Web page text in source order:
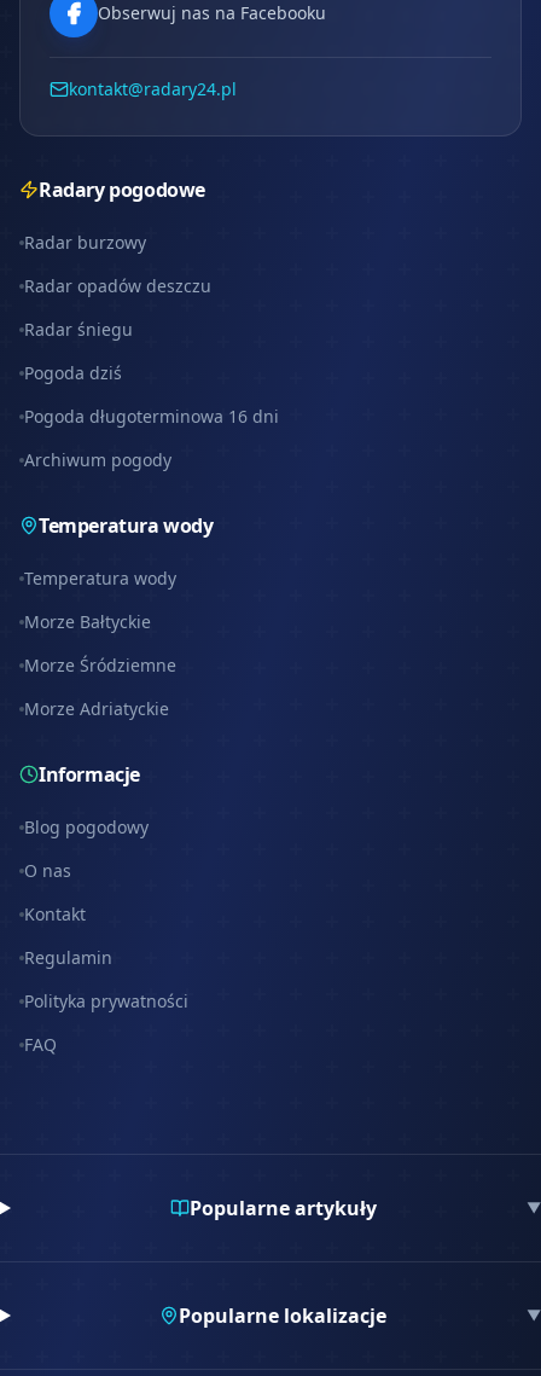
Obserwuj nas na Facebooku
kontakt@radary24.pl
Radary pogodowe
Radar burzowy
Radar opadów deszczu
Radar śniegu
Pogoda dziś
Pogoda długoterminowa 16 dni
Archiwum pogody
Temperatura wody
Temperatura wody
Morze Bałtyckie
Morze Śródziemne
Morze Adriatyckie
Informacje
Blog pogodowy
O nas
Kontakt
Regulamin
Polityka prywatności
FAQ
Popularne artykuły ▼
Popularne lokalizacje ▼